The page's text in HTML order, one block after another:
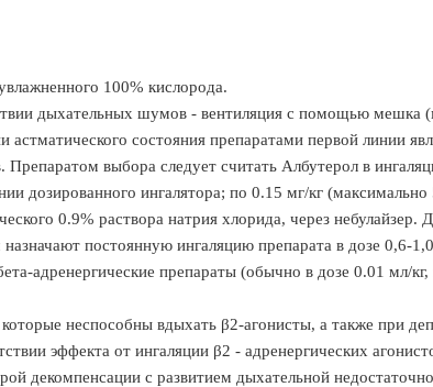
100% кислорода.
дыхательных шумов - вентиляция с помощью мешка
астматического состояния препаратами первой линии
Препаратом выбора следует считать Албутерол в
дозированного ингалятора; по 0.15 мг/кг
0.9% раствора натрия хлорида, через
назначают постоянную ингаляцию препарата в дозе 0,6-
адренергические препараты (обычно в дозе 0.01 мл/
неспособны вдыхать β2-агонисты, а также при
эффекта от ингаляции β2 - адренергических
декомпенсации с развитием дыхательной